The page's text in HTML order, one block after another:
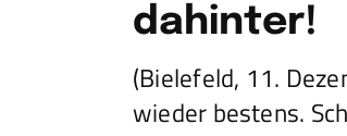
dahinter!
(Bielefeld, 11.
wieder bestens.